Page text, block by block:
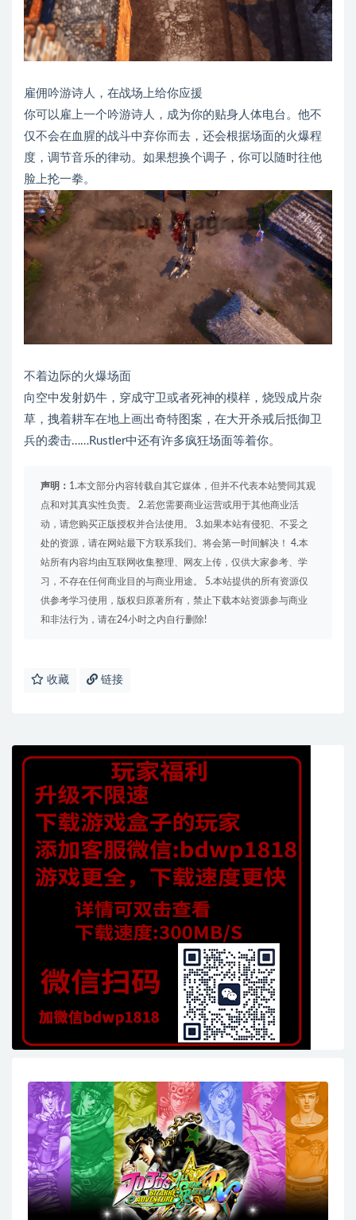
雇佣吟游诗人，在战场上给你应援
你可以雇上一个吟游诗人，成为你的贴身人体电台。他不
仅不会在血腥的战斗中弃你而去，还会根据场面的火爆程
度，调节音乐的律动。如果想换个调子，你可以随时往他
脸上抡一拳。
不着边际的火爆场面
向空中发射奶牛，穿成守卫或者死神的模样，烧毁成片杂
草，拽着耕车在地上画出奇特图案，在大开杀戒后抵御卫
兵的袭击……Rustler中还有许多疯狂场面等着你。
声明： 1.本文部分内容转载自其它媒体，但并不代表本站赞同其观
点和对其真实性负责。 2.若您需要商业运营或用于其他商业活
动，请您购买正版授权并合法使用。 3.如果本站有侵犯、不妥之
处的资源，请在网站最下方联系我们。将会第一时间解决！ 4.本
站所有内容均由互联网收集整理、网友上传，仅供大家参考、学
习，不存在任何商业目的与商业用途。 5.本站提供的所有资源仅
供参考学习使用，版权归原著所有，禁止下载本站资源参与商业
和非法行为，请在24小时之内自行删除!
收藏 链接